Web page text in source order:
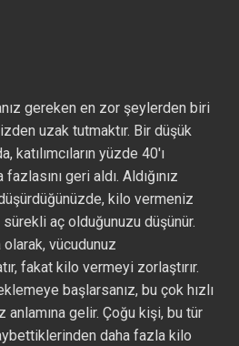
gereken en zor şeylerden biri
uzak tutmaktır. Bir düşük
katılımcıların yüzde 40'ı
geri aldı. Aldığınız
kilo vermeniz
aç olduğunuzu düşünür.
vücudunuz
fakat kilo vermeyi zorlaştırır.
başlarsanız, bu çok hızlı
anlamına gelir. Çoğu kişi, bu tür
daha fazla kilo